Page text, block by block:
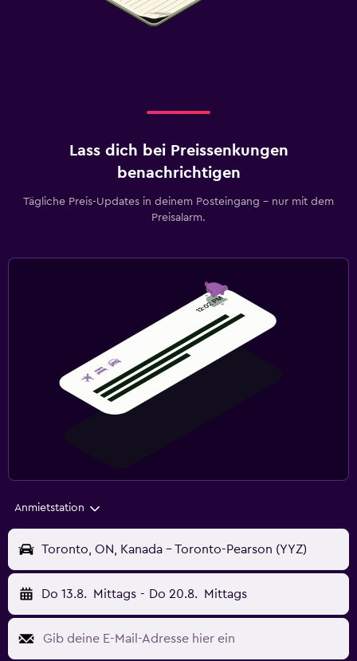
Lass dich bei Preissenkungen
benachrichtigen
Tägliche Preis-Updates in deinem Posteingang – nur mit dem
Preisalarm.
Anmietstation
Toronto, ON, Kanada - Toronto-Pearson (YYZ)
Do 13.8. Mittags - Do 20.8. Mittags